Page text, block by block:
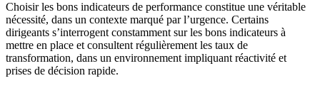
Choisir les bons indicateurs de performance constitue une véritable
nécessité, dans un contexte marqué par l’urgence. Certains
dirigeants s’interrogent constamment sur les bons indicateurs à
mettre en place et consultent régulièrement les taux de
transformation, dans un environnement impliquant réactivité et
prises de décision rapide.